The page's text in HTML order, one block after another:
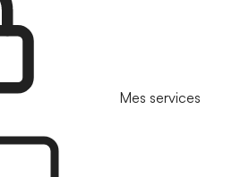
Mes services